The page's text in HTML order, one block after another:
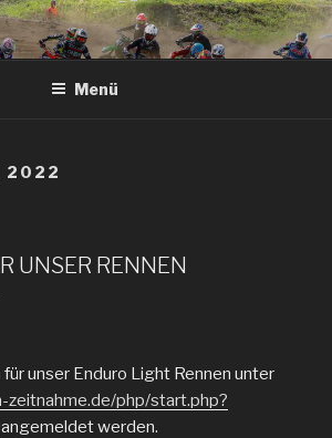
Menü
2022
UNSER RENNEN
unser Enduro Light Rennen unter
php/start.php?
angemeldet werden.